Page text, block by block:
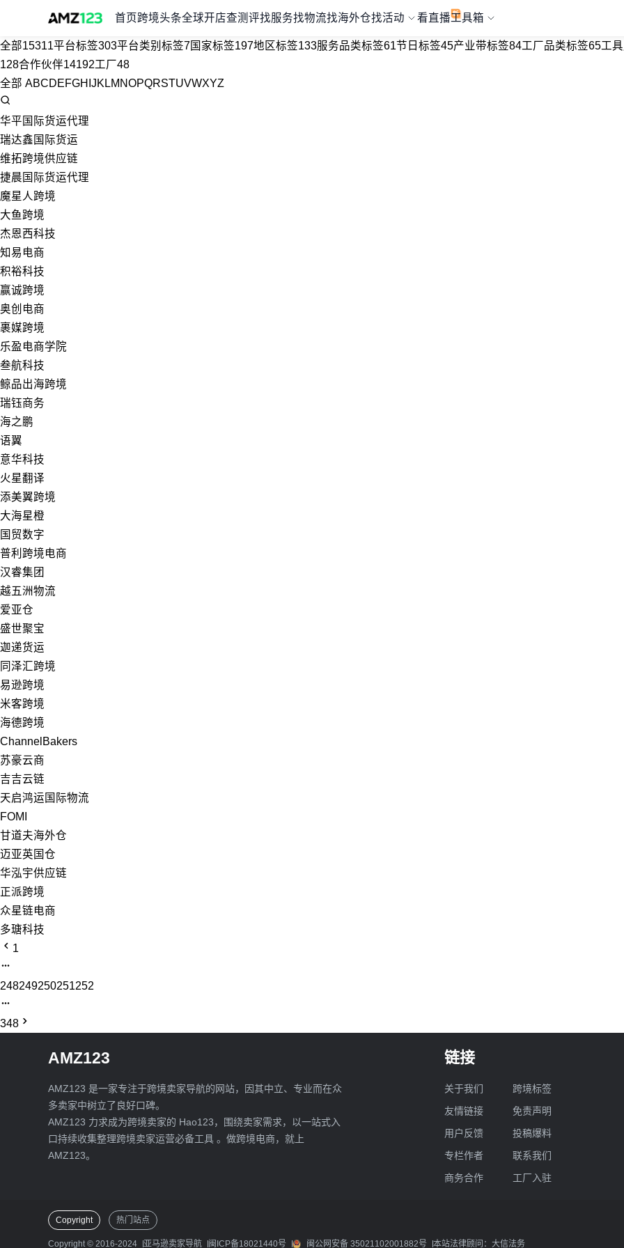
首页 跨境头条全球开店查测评找服务找物流找海外仓找活动 看直播工具箱
全部15311平台标签303平台类别标签7国家标签197地区标签133服务品类标签61节日标签45产业带标签84工厂品类标签65工
128合作伙伴14192工厂48
全部 ABCDEFGH JK LM NOPQRSTUVWXYZ
华平国际货运代理
瑞达鑫国际货运
维拓跨境供应链
捷晨国际货运代理
魔星人跨境
大鱼跨境
杰恩西科技
知易电商
积裕科技
赢诚跨境
奥创电商
裹媒跨境
乐盈电商学院
叁航科技
鲸品出海跨境
瑞钰商务
海之鹏
语翼
意华科技
火星翻译
添美翼跨境
大海星橙
国贸数字
普利跨境电商
汉睿集团
越五洲物流
爱亚仓
盛世聚宝
迦递货运
同泽汇跨境
易逊跨境
米客跨境
海德跨境
ChannelBakers
苏豪云商
吉吉云链
天启鸿运国际物流
FOMI
甘道夫海外仓
迈亚英国仓
华泓宇供应链
正派跨境
众星链电商
多瑭科技
1
248249250251252
348
AMZ123
AMZ123 是一家专注于跨境卖家导航的网站，因其中立、专业而在众
多卖家中树立了良好口碑。
AMZ123 力求成为跨境卖家的 Hao123，围绕卖家需求，以一站式入
口持续收集整理跨境卖家运营必备工具 。做跨境电商，就上
AMZ123。
链接
关于我们
跨境标签
友情链接
免责声明
用户反馈
投稿爆料
专栏作者
联系我们
商务合作
工厂入驻
Copyright 热门站点
Copyright © 2016-2024 亚马逊卖家导航 闽ICP备18021440号 闽公网安备 35021102001882号 本站法律顾问：大信法务